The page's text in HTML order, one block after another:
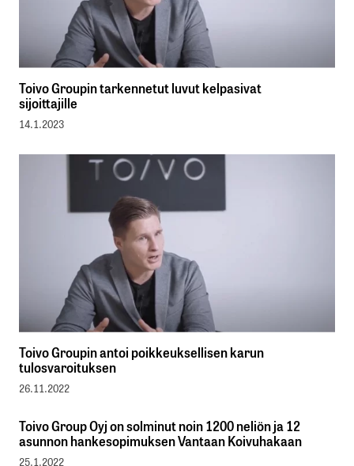
Toivo Groupin tarkennetut luvut kelpasivat
sijoittajille
14.1.2023
Toivo Groupin antoi poikkeuksellisen karun
tulosvaroituksen
26.11.2022
Toivo Group Oyj on solminut noin 1200 neliön ja 12
asunnon hankesopimuksen Vantaan Koivuhakaan
25.1.2022